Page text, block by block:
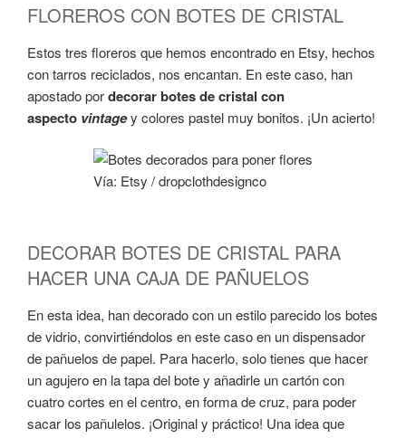
FLOREROS CON BOTES DE CRISTAL
Estos tres floreros que hemos encontrado en Etsy, hechos
con tarros reciclados, nos encantan. En este caso, han
apostado pordecorar botes de cristal con
aspecto vintagey colores pastel muy bonitos. ¡Un acierto!
Vía: Etsy / dropclothdesignco
DECORAR BOTES DE CRISTAL PARA
HACER UNA CAJA DE PAÑUELOS
En esta idea, han decorado con un estilo parecido los botes
de vidrio, convirtiéndolos en este caso en un dispensador
de pañuelos de papel. Para hacerlo, solo tienes que hacer
un agujero en la tapa del bote y añadirle un cartón con
cuatro cortes en el centro, en forma de cruz, para poder
sacar los pañulelos. ¡Original y práctico! Una idea que